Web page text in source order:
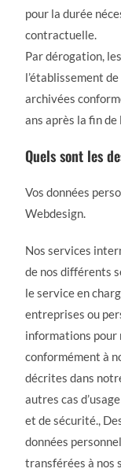
pour la durée
contractuelle.
Par dérogation,
l’établissement
archivées
ans après la fin
Quels sont les
Vos données
Webdesign.
Nos services
de nos différents
le service en
entreprises ou
informations pour
conformément à
décrites dans
autres cas
et de sécurité.,
données
transférées à nos